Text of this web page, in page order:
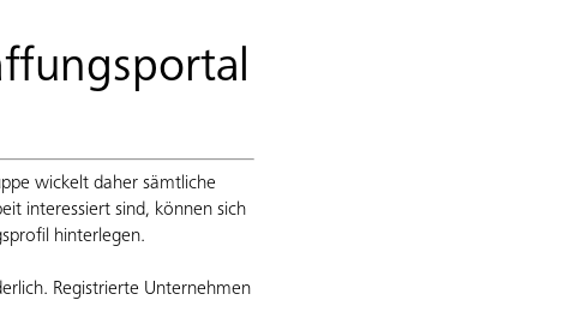
wickelt daher sämtliche
interessiert sind, können sich
hinterlegen.
Registrierte Unternehmen